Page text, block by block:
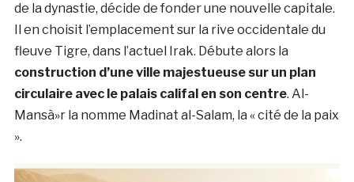
de la dynastie, décide de fonder une nouvelle capitale.
Il en choisit l’emplacement sur la rive occidentale du
fleuve Tigre, dans l’actuel Irak. Débute alors la
construction d’une ville majestueuse sur un plan
circulaire avec le palais califal en son centre. Al-
Mansà»r la nomme Madinat al-Salam, la « cité de la paix
».